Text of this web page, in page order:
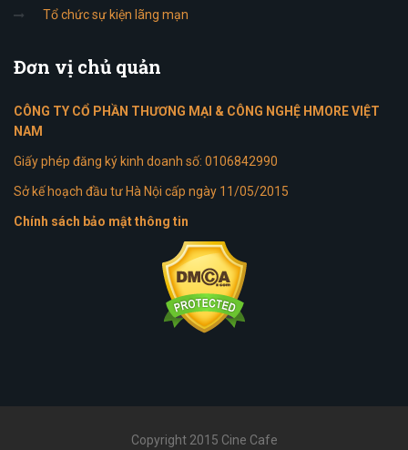
Tổ chức sự kiện lãng mạn
Đơn vị chủ quản
CÔNG TY CỔ PHẦN THƯƠNG MẠI & CÔNG NGHỆ HMORE VIỆT
NAM
Giấy phép đăng ký kinh doanh số: 0106842990
Sở kế hoạch đầu tư Hà Nội cấp ngày 11/05/2015
Chính sách bảo mật thông tin
Copyright 2015 Cine Cafe